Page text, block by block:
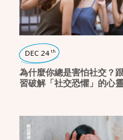
DEC 24 th
為什麼你總是害怕社交？
習破解「社交恐懼」的心
瑜珈話題